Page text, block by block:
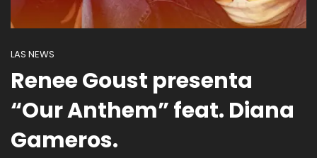
LAS NEWS
Renee Goust presenta
“Our Anthem” feat. Diana
Gameros.